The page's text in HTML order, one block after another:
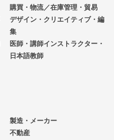
購買・物流／在庫管理・貿易
デザイン・クリエイティブ・編
集
医師・講師インストラクター・
日本語教師
製造・メーカー
不動産